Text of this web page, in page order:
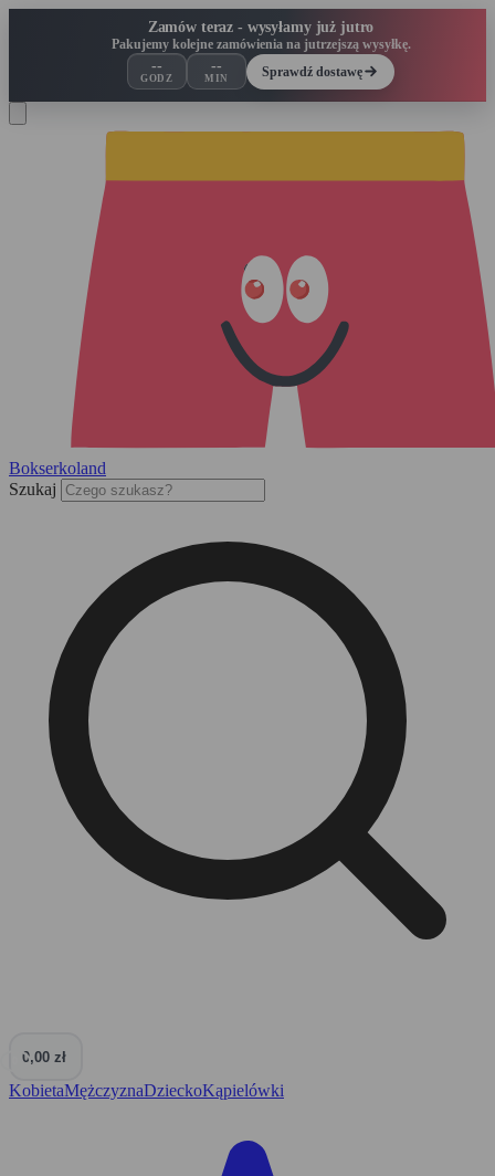
Zamów teraz - wysyłamy już jutro
Pakujemy kolejne zamówienia na jutrzejszą wysyłkę.
--
GODZ
--
MIN Sprawdź dostawę
Bokserkoland
Szukaj
0,00 zł
KobietaMężczyznaDzieckoKąpielówki